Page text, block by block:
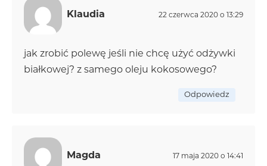
Klaudia 22 czerwca 2020 o 13:29
jak zrobić polewę jeśli nie chcę użyć odżywki
białkowej? z samego oleju kokosowego?
Odpowiedz
Magda 17 maja 2020 o 14:41